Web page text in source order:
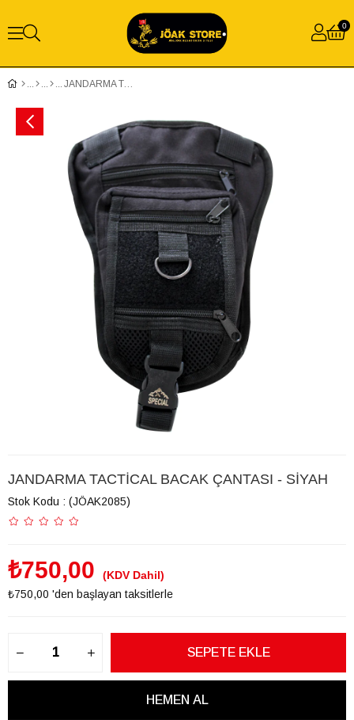
0
JANDARMA TACTİCAL BACAK ÇANTASI - SİYAH
JANDARMA TACTİCAL BACAK ÇANTASI - SİYAH
Stok Kodu (JÖAK2085)
₺750,00
(KDV Dahil)
₺750,00 'den başlayan taksitlerle